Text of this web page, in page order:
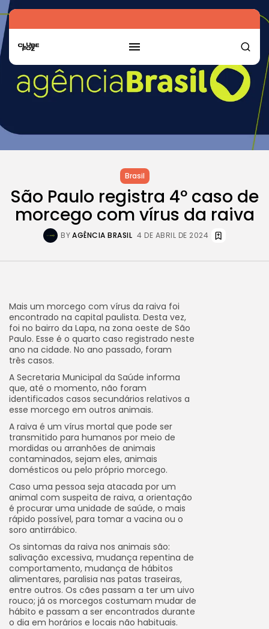
Brasil
São Paulo registra 4º caso de
morcego com vírus da raiva
BYAGÊNCIA BRASIL 4 DE ABRIL DE 2024
Mais um morcego com vírus da raiva foi
encontrado na capital paulista. Desta vez,
foi no bairro da Lapa, na zona oeste de São
Paulo. Esse é o quarto caso registrado neste
ano na cidade. No ano passado, foram
três casos.
A Secretaria Municipal da Saúde informa
que, até o momento, não foram
identificados casos secundários relativos a
esse morcego em outros animais.
A raiva é um vírus mortal que pode ser
transmitido para humanos por meio de
mordidas ou arranhões de animais
contaminados, sejam eles, animais
domésticos ou pelo próprio morcego.
Caso uma pessoa seja atacada por um
animal com suspeita de raiva, a orientação
é procurar uma unidade de saúde, o mais
rápido possível, para tomar a vacina ou o
soro antirrábico.
Os sintomas da raiva nos animais são:
salivação excessiva, mudança repentina de
comportamento, mudança de hábitos
alimentares, paralisia nas patas traseiras,
entre outros. Os cães passam a ter um uivo
rouco; já os morcegos costumam mudar de
hábito e passam a ser encontrados durante
o dia em horários e locais não habituais.